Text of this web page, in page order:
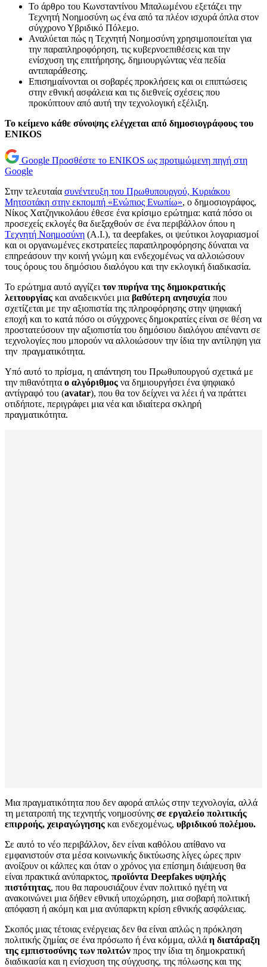
Το άρθρο του Κωνσταντίνου Μπαλωμένου εξετάζει την
Τεχνητή Νοημοσύνη ως ένα από τα πλέον ισχυρά όπλα στον
σύγχρονο Υβριδικό Πόλεμο.
Αναλύεται πώς η Τεχνητή Νοημοσύνη χρησιμοποιείται για
την παραπληροφόρηση, τις κυβερνοεπιθέσεις και την
ενίσχυση της επιτήρησης, δημιουργώντας νέα πεδία
αντιπαράθεσης.
Επισημαίνονται οι σοβαρές προκλήσεις και οι επιπτώσεις
στην εθνική ασφάλεια και τις διεθνείς σχέσεις που
προκύπτουν από αυτή την τεχνολογική εξέλιξη.
Το κείμενο κάθε σύνοψης ελέγχεται από δημοσιογράφους του
ENIKOS
Google Προσθέστε το ENIKOS ως προτιμώμενη πηγή στη
Google
Στην τελευταία συνέντευξη του Πρωθυπουργού, Κυριάκου
Μητσοτάκη στην εκπομπή «Ενώπιος Ενωπίω», ο δημοσιογράφος,
Νίκος Χατζηνικολάου έθεσε ένα κρίσιμο ερώτημα: κατά πόσο οι
προσεχείς εκλογές θα διεξαχθούν σε ένα περιβάλλον όπου η
Tεχνητή Nοημοσύνη (Α.Ι.), τα deepfakes, οι ψεύτικοι λογαριασμοί
και οι οργανωμένες εκστρατείες παραπληροφόρησης δύναται να
επηρεάσουν την κοινή γνώμη και ενδεχομένως να αλλοιώσουν
τους όρους του δημόσιου διαλόγου και την εκλογική διαδικασία.
Το ερώτημα αυτό αγγίζει τον πυρήνα της δημοκρατικής
λειτουργίας και αναδεικνύει μια βαθύτερη ανησυχία που
σχετίζεται με την αξιοπιστία της πληροφόρησης στην ψηφιακή
εποχή και το κατά πόσο οι σύγχρονες δημοκρατίες είναι σε θέση να
προστατεύσουν την αξιοπιστία του δημόσιου διαλόγου απέναντι σε
τεχνολογίες που μπορούν να αλλοιώσουν την ίδια την αντίληψη για
την πραγματικότητα.
Υπό αυτό το πρίσμα, η απάντηση του Πρωθυπουργού σχετικά με
την πιθανότητα ο αλγόριθμος να δημιουργήσει ένα ψηφιακό
αντίγραφό του (avatar), που θα τον δείχνει να λέει ή να πράττει
οτιδήποτε, περιγράφει μια νέα και ιδιαίτερα σκληρή
πραγματικότητα.
Μια πραγματικότητα που δεν αφορά απλώς στην τεχνολογία, αλλά
τη μετατροπή της τεχνητής νοημοσύνης σε εργαλείο πολιτικής
επιρροής, χειραγώγησης και ενδεχομένως, υβριδικού πολέμου.
Σε αυτό το νέο περιβάλλον, δεν είναι καθόλου απίθανο να
εμφανιστούν στα μέσα κοινωνικής δικτύωσης λίγες ώρες πριν
ανοίξουν οι κάλπες και όταν ο χρόνος για επίσημη διάψευση θα
είναι πρακτικά ανύπαρκτος, προϊόντα Deepfakes υψηλής
πιστότητας, που θα παρουσιάζουν έναν πολιτικό ηγέτη να
ανακοινώνει μια δήθεν εθνική υποχώρηση, μια σοβαρή πολιτική
απόφαση ή ακόμη και μια ανύπαρκτη κρίση εθνικής ασφάλειας.
Σκοπός μιας τέτοιας ενέργειας δεν θα είναι απλώς η πρόκληση
πολιτικής ζημίας σε ένα πρόσωπο ή ένα κόμμα, αλλά η διατάραξη
της εμπιστοσύνης των πολιτών προς την ίδια τη δημοκρατική
διαδικασία και η ενίσχυση της σύγχυσης, της πόλωσης και της